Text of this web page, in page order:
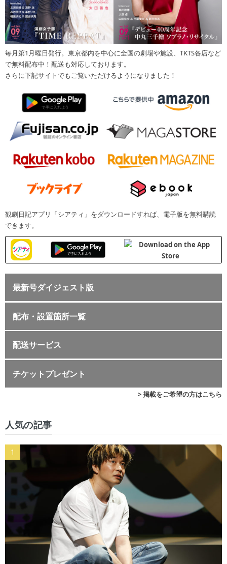
毎月第1月曜日発行。東京都内を中心に全国の劇場や施設、TKTS各店など
で無料配布中！配送も対応しております。
さらに下記サイトでもご覧いただけるようになりました！
観劇日記アプリ「シアティ」をダウンロードすれば、電子版を無料購読
できます。
最新号ダイジェスト版
配布・設置箇所一覧
配送サービス
チケットプレゼント
> 掲載をご希望の方はこちら
人気の記事